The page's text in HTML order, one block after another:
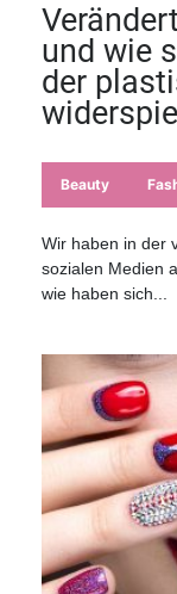
und wie
der
Beauty
Wir haben in der
sozialen Medien
wie haben sich...